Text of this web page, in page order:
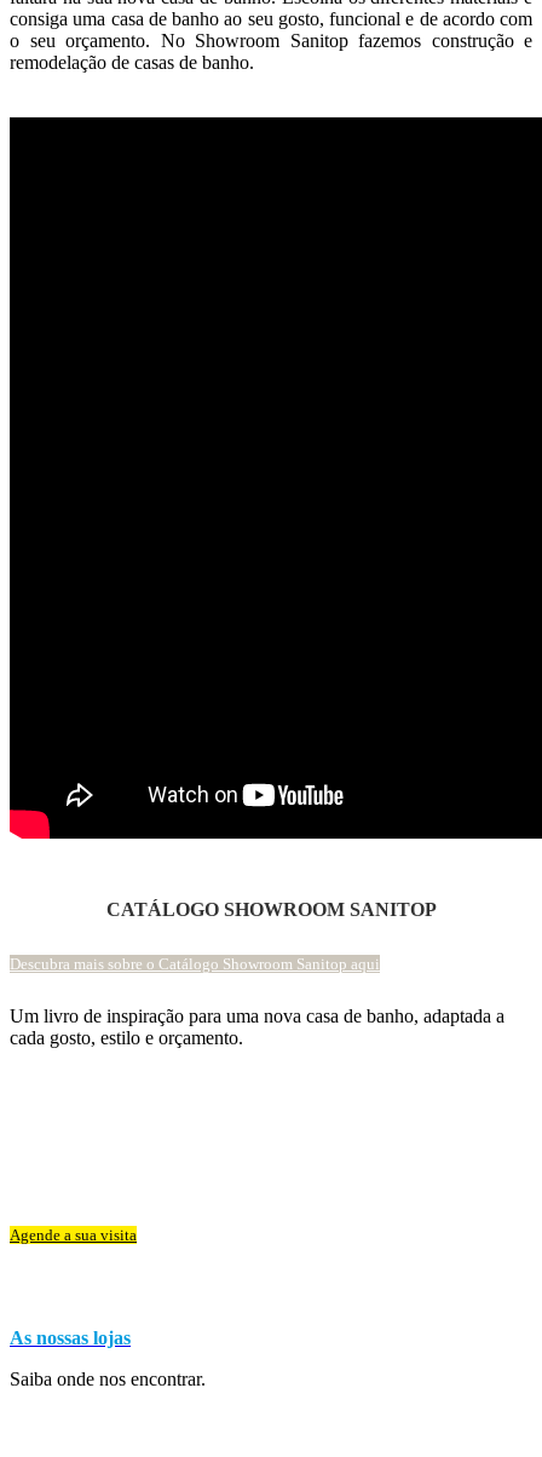
consiga uma casa de banho ao seu gosto, funcional e de acordo com
o seu orçamento. No Showroom Sanitop fazemos construção e
remodelação de casas de banho.
CATÁLOGO SHOWROOM SANITOP
Descubra mais sobre o Catálogo Showroom Sanitop aqui
Um livro de inspiração para uma nova casa de banho, adaptada a
cada gosto, estilo e orçamento.
Agende a sua visita
As nossas lojas
Saiba onde nos encontrar.